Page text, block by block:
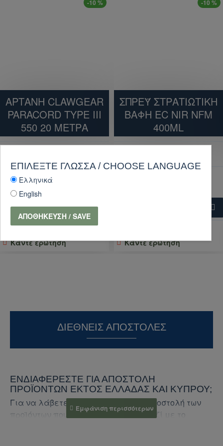
-10 %
ΑΡΤΑΝΗ CLAWGEAR
PARACORD TYPE III
550 20 ΜΕΤΡΑ
ΚΑΛΆΘΙ
Κάντε ερώτηση
-10 %
ΣΠΡΕΫ ΣΤΡΑΤΙΩΤΙΚΗ
ΒΑΦΗ EC NIR NFM
400ML
Κάντε ερώτηση
ΔΙΕΘΝΕΊΣ ΑΠΟΣΤΟΛΈΣ
ΕΝΔΙΑΦΈΡΕΣΤΕ ΓΙΑ ΑΠΟΣΤΟΛΉ
ΠΡΟΪΌΝΤΩΝ ΕΚΤΌΣ ΕΛΛΆΔΑΣ ΚΑΙ ΚΎΠΡΟΥ;
Για να λάβετε προσφορά για την αποστολή των
προϊόντων που σας ενδιαφέρουν, μαζί με το
ΕΠΙΛΈΞΤΕ ΓΛΏΣΣΑ / CHOOSE LANGUAGE
Ελληνικά
English
ΑΠΟΘΉΚΕΥΣΗ / SAVE